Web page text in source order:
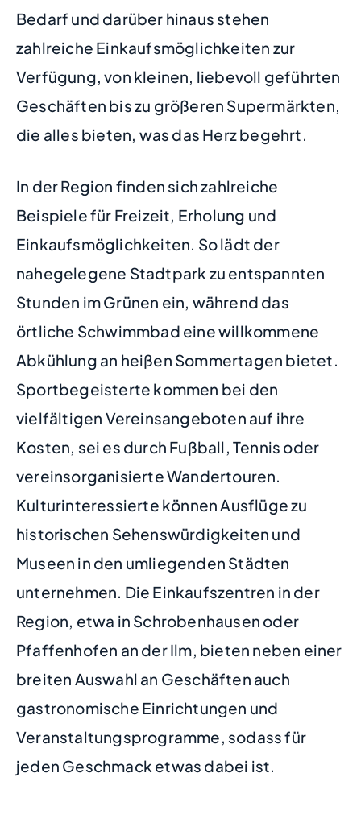
Bedarf und darüber hinaus stehen
zahlreiche Einkaufsmöglichkeiten zur
Verfügung, von kleinen, liebevoll geführten
Geschäften bis zu größeren Supermärkten,
die alles bieten, was das Herz begehrt.
In der Region finden sich zahlreiche
Beispiele für Freizeit, Erholung und
Einkaufsmöglichkeiten. So lädt der
nahegelegene Stadtpark zu entspannten
Stunden im Grünen ein, während das
örtliche Schwimmbad eine willkommene
Abkühlung an heißen Sommertagen bietet.
Sportbegeisterte kommen bei den
vielfältigen Vereinsangeboten auf ihre
Kosten, sei es durch Fußball, Tennis oder
vereinsorganisierte Wandertouren.
Kulturinteressierte können Ausflüge zu
historischen Sehenswürdigkeiten und
Museen in den umliegenden Städten
unternehmen. Die Einkaufszentren in der
Region, etwa in Schrobenhausen oder
Pfaffenhofen an der Ilm, bieten neben einer
breiten Auswahl an Geschäften auch
gastronomische Einrichtungen und
Veranstaltungsprogramme, sodass für
jeden Geschmack etwas dabei ist.